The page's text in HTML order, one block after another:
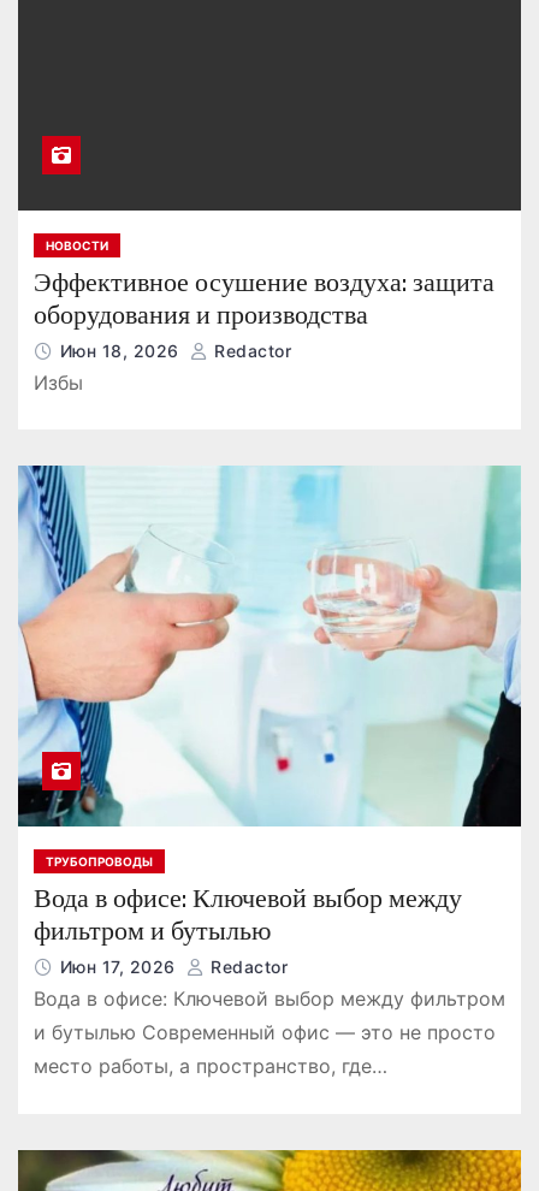
НОВОСТИ
Эффективное осушение воздуха: защита
оборудования и производства
Июн 18, 2026 Redactor
Избы
ТРУБОПРОВОДЫ
Вода в офисе: Ключевой выбор между
фильтром и бутылью
Июн 17, 2026 Redactor
Вода в офисе: Ключевой выбор между фильтром
и бутылью Современный офис — это не просто
место работы, а пространство, где…